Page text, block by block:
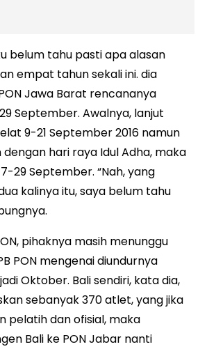
belum tahu pasti apa alasan
empat tahun sekali ini. dia
Jawa Barat rencananya
September. Awalnya, lanjut
9-21 September 2016 namun
hari raya Idul Adha, maka
29 September. “Nah, yang
kalinya itu, saya belum tahu
pihaknya masih menunggu
PON mengenai diundurnya
Oktober. Bali sendiri, kata dia,
sebanyak 370 atlet, yang jika
pelatih dan ofisial, maka
Bali ke PON Jabar nanti